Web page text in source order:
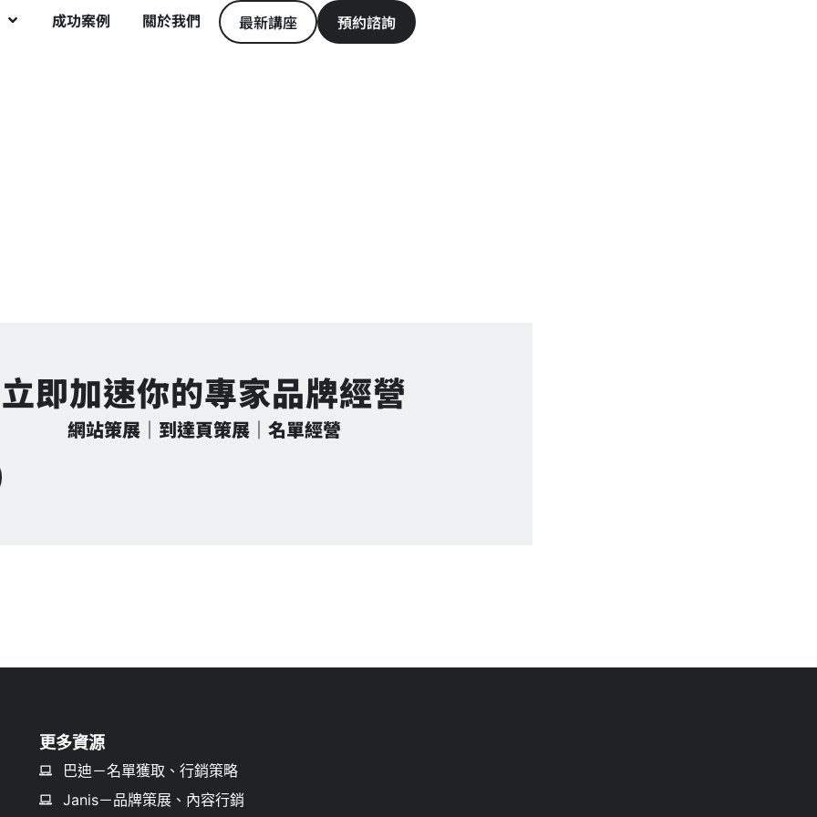
成功案例 關於我們 最新講座 預約諮詢
立即加速你的專家品牌經營
網站策展｜到達頁策展｜名單經營
更多資源
巴迪－名單獲取、行銷策略
Janis－品牌策展、內容行銷